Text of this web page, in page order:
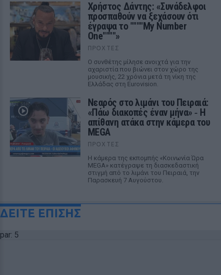
Χρήστος Δάντης: «Συνάδελφοι
προσπαθούν να ξεχάσουν ότι
έγραψα το """"My Number
One""""»
ΠΡΟΧΤΈΣ
Ο συνθέτης μίλησε ανοιχτά για την
αχαριστία που βιώνει στον χώρο της
μουσικής, 22 χρόνια μετά τη νίκη της
Ελλάδας στη Eurovision.
Νεαρός στο λιμάνι του Πειραιά:
«Πάω διακοπές έναν μήνα» ‑ Η
απίθανη ατάκα στην κάμερα του
MEGA
ΠΡΟΧΤΈΣ
Η κάμερα της εκπομπής «Κοινωνία Ώρα
MEGA» κατέγραψε τη διασκεδαστική
στιγμή από το λιμάνι του Πειραιά, την
Παρασκευή 7 Αυγούστου.
ΔΕΙΤΕ ΕΠΙΣΗΣ
par: 5